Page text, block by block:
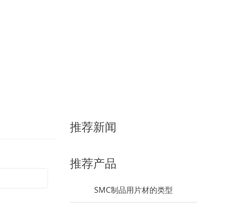
推荐新闻
推荐产品
SMC制品用片材的类型